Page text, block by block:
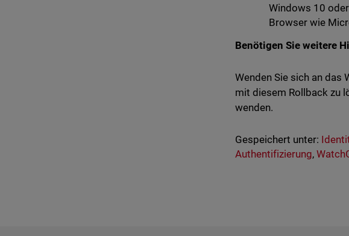
Windows 10
Browser wie
Benötigen Sie weitere
Wenden Sie sich an das
mit diesem Rollback zu
wenden.
Gespeichert unter:
Authentifizierung,